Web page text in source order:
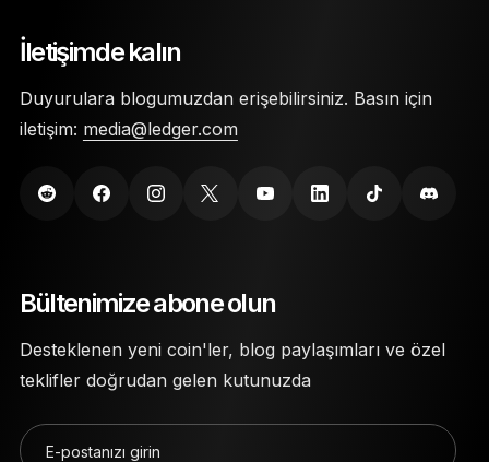
cüzdanınıza erişemez, kripto paralarınızı
24 kelimelik kurtarma ifadesi gerekir.
karşı koruma sağlamak için son derece dayanıklı
İletişimde kalın
Duyurulara blogumuzdan erişebilirsiniz. Basın için
iletişim: media@ledger.com
Bültenimize abone olun
Desteklenen yeni coin'ler, blog paylaşımları ve özel
teklifler doğrudan gelen kutunuzda
E-postanızı girin